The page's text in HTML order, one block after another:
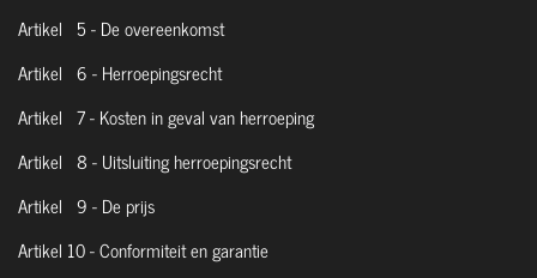
Artikel 5 - De overeenkomst
Artikel 6 - Herroepingsrecht
Artikel 7 - Kosten in geval van herroeping
Artikel 8 - Uitsluiting herroepingsrecht
Artikel 9 - De prijs
Artikel 10 - Conformiteit en garantie